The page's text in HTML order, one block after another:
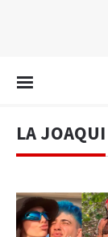
LA JOAQUI